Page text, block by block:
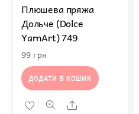
Плюшева пряжа
Дольче (Dolce
YarnArt) 749
99 грн
ДОДАТИ В КОШИК
Share